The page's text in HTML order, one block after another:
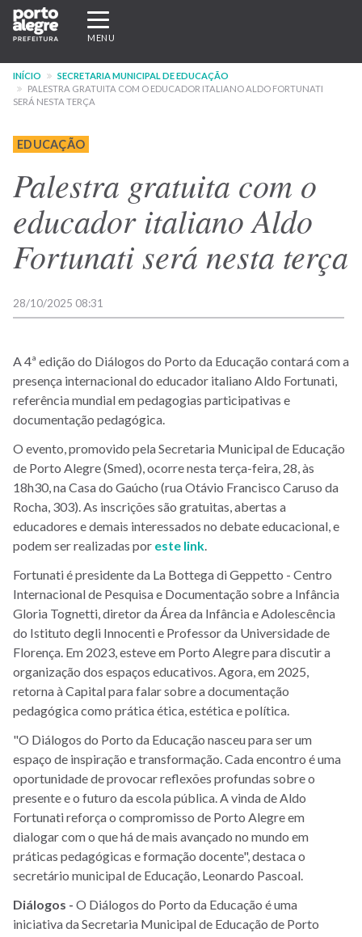
Pular
para
conteúdo
principal
Expandir/recolher
navegação
MENU
INÍCIO
SECRETARIA MUNICIPAL DE EDUCAÇÃO
PALESTRA GRATUITA COM O EDUCADOR ITALIANO ALDO FORTUNATI
SERÁ NESTA TERÇA
EDUCAÇÃO
Palestra gratuita com o
educador italiano Aldo
Fortunati será nesta terça
28/10/2025 08:31
A 4ª edição do Diálogos do Porto da Educação contará com a
presença internacional do educador italiano Aldo Fortunati,
referência mundial em pedagogias participativas e
documentação pedagógica.
O evento, promovido pela Secretaria Municipal de Educação
de Porto Alegre (Smed), ocorre nesta terça-feira, 28, às
18h30, na Casa do Gaúcho (rua Otávio Francisco Caruso da
Rocha, 303). As inscrições são gratuitas, abertas a
educadores e demais interessados no debate educacional, e
podem ser realizadas por este link
Fortunati é presidente da La Bottega di Geppetto - Centro
Internacional de Pesquisa e Documentação sobre a Infância
Gloria Tognetti, diretor da Área da Infância e Adolescência
do Istituto degli Innocenti e Professor da Universidade de
Florença. Em 2023, esteve em Porto Alegre para discutir a
organização dos espaços educativos. Agora, em 2025,
retorna à Capital para falar sobre a documentação
pedagógica como prática ética, estética e política.
"O Diálogos do Porto da Educação nasceu para ser um
espaço de inspiração e transformação. Cada encontro é uma
oportunidade de provocar reflexões profundas sobre o
presente e o futuro da escola pública. A vinda de Aldo
Fortunati reforça o compromisso de Porto Alegre em
dialogar com o que há de mais avançado no mundo em
práticas pedagógicas e formação docente", destaca o
secretário municipal de Educação, Leonardo Pascoal.
Diálogos - O Diálogos do Porto da Educação é uma
iniciativa da Secretaria Municipal de Educação de Porto